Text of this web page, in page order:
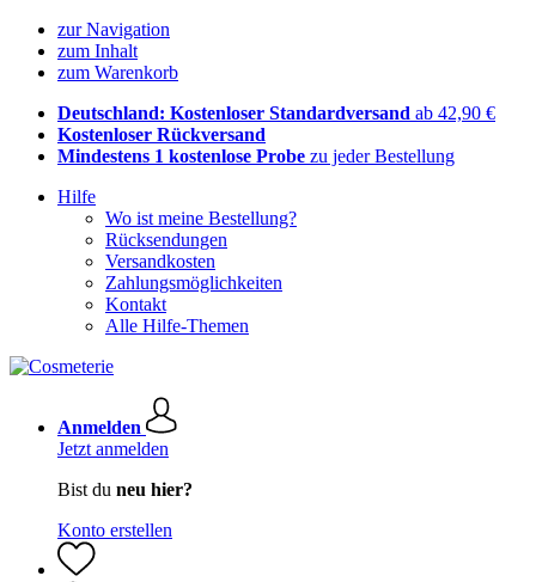
zur Navigation
zum Inhalt
zum Warenkorb
Deutschland: Kostenloser Standardversand ab 42,90 €
Kostenloser Rückversand
Mindestens 1 kostenlose Probe zu jeder Bestellung
Hilfe
Wo ist meine Bestellung?
Rücksendungen
Versandkosten
Zahlungsmöglichkeiten
Kontakt
Alle Hilfe-Themen
Anmelden
Jetzt anmelden
Bist du neu hier?
Konto erstellen